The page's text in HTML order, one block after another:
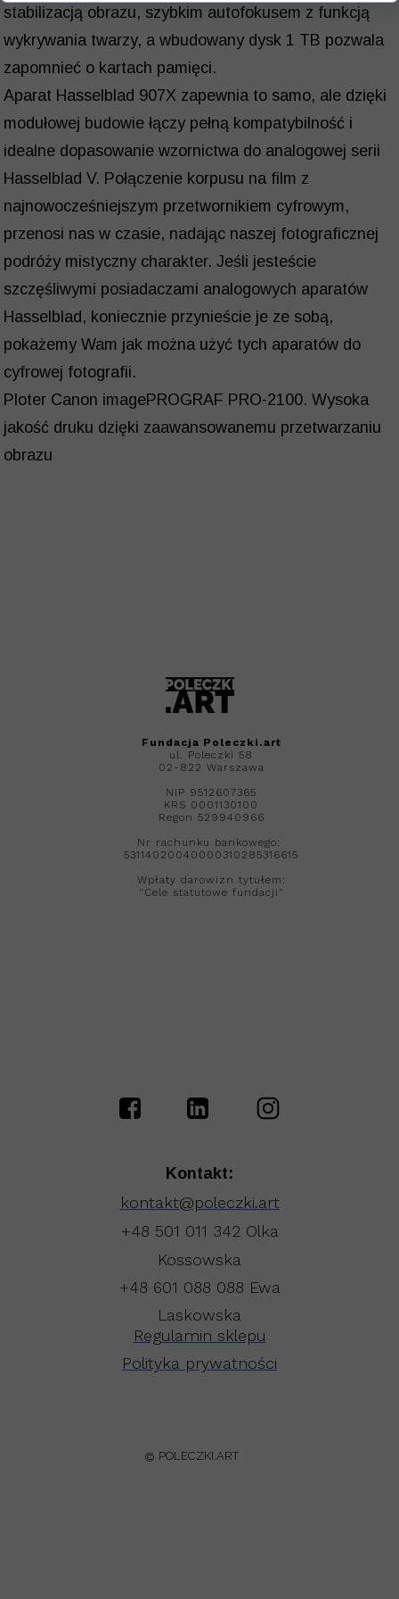
stabilizacją obrazu, szybkim autofokusem z funkcją
wykrywania twarzy, a wbudowany dysk 1 TB pozwala
zapomnieć o kartach pamięci.
Aparat Hasselblad 907X zapewnia to samo, ale dzięki
modułowej budowie łączy pełną kompatybilność i
idealne dopasowanie wzornictwa do analogowej serii
Hasselblad V. Połączenie korpusu na film z
najnowocześniejszym przetwornikiem cyfrowym,
przenosi nas w czasie, nadając naszej fotograficznej
podróży mistyczny charakter. Jeśli jesteście
szczęśliwymi posiadaczami analogowych aparatów
Hasselblad, koniecznie przynieście je ze sobą,
pokażemy Wam jak można użyć tych aparatów do
cyfrowej fotografii.
Ploter Canon imagePROGRAF PRO-2100. Wysoka
jakość druku dzięki zaawansowanemu przetwarzaniu
obrazu
Regulamin sklepu
Polityka prywatności
Kontakt:
kontakt@poleczki.art
+48 501 011 342 Olka
Kossowska
+48 601 088 088 Ewa
Laskowska
Fundacja Poleczki.art
ul. Poleczki 58
02-822 Warszawa
NIP 9512607365
KRS 0001130100
Regon 529940966
Nr rachunku bankowego:
53114020040000310285316615
Wpłaty darowizn tytułem:
"Cele statutowe fundacji"
POLECZKI.ART